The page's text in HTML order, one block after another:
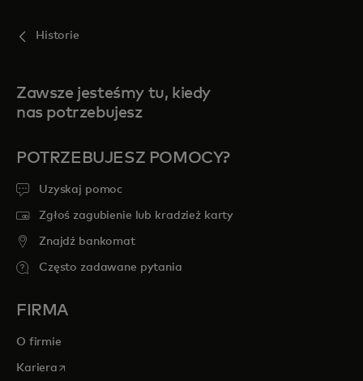
Historie
Zawsze jesteśmy tu, kiedy
nas potrzebujesz
POTRZEBUJESZ POMOCY?
Uzyskaj pomoc
Zgłoś zagubienie lub kradzież karty
Znajdź bankomat
Często zadawane pytania
FIRMA
O firmie
Kariera opens in a new tab